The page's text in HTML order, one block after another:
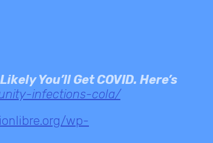
You’ll Get COVID. Here’s
infections-cola/
wp-